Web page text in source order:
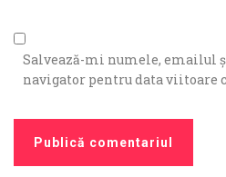
Salvează-mi numele, emailul
navigator pentru data viitoare